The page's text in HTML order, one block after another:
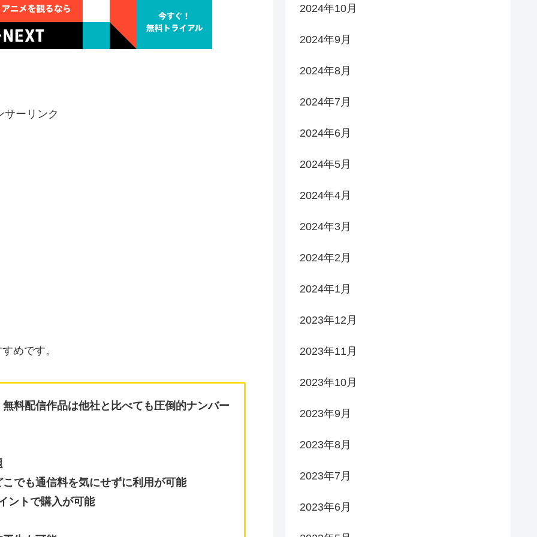
サーリンク
めです。
料配信作品は他社と比べても圧倒的ナンバー
でも通信料を気にせずに利用が可能
ントで購入が可能
2024年10月
2024年9月
2024年8月
2024年7月
2024年6月
2024年5月
2024年4月
2024年3月
2024年2月
2024年1月
2023年12月
2023年11月
2023年10月
2023年9月
2023年8月
2023年7月
2023年6月